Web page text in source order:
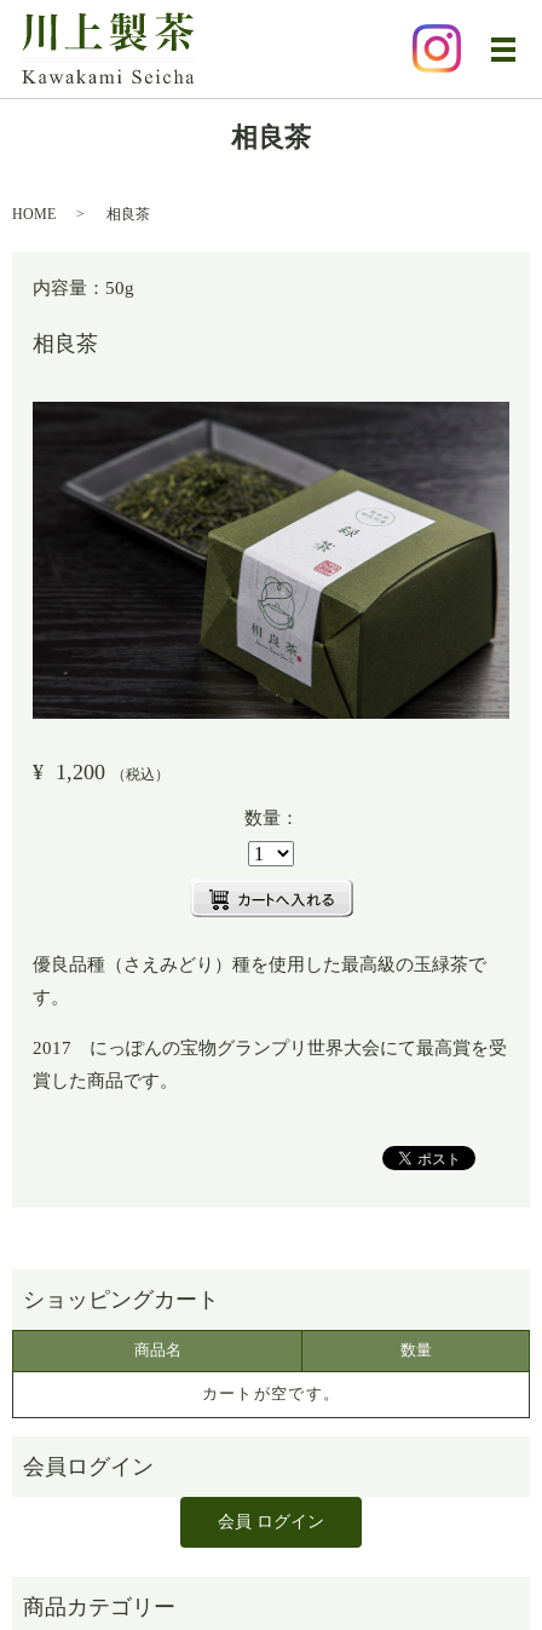
メ
相良茶
HOME 相良茶
内容量：50g
相良茶
¥ 1,200 （税込）
数量：
優良品種（さえみどり）種を使用した最高級の玉緑茶で
す。
2017 にっぽんの宝物グランプリ世界大会にて最高賞を受
賞した商品です。
商品名 数量
カートが空です。